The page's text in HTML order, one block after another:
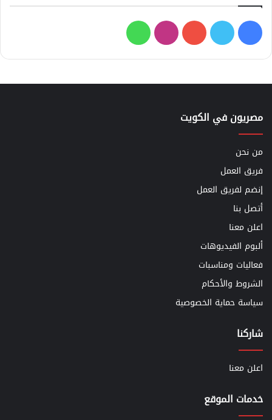
فيسبوك
تويتر يوتيوبانستقرامواتساب
مصريون في الكويت
من نحن
فريق العمل
إنضم لفريق العمل
أتصل بنا
اعلن معنا
ألبوم الفيديوهات
فعاليات ومناسبات
الشروط والأحكام
سياسة حماية الخصوصية
شاركنا
اعلن معنا
خدمات الموقع